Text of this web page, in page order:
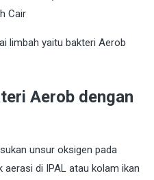
limbah yaitu bakteri Aerob
Aerob dengan
unsur oksigen pada
di IPAL atau kolam ikan